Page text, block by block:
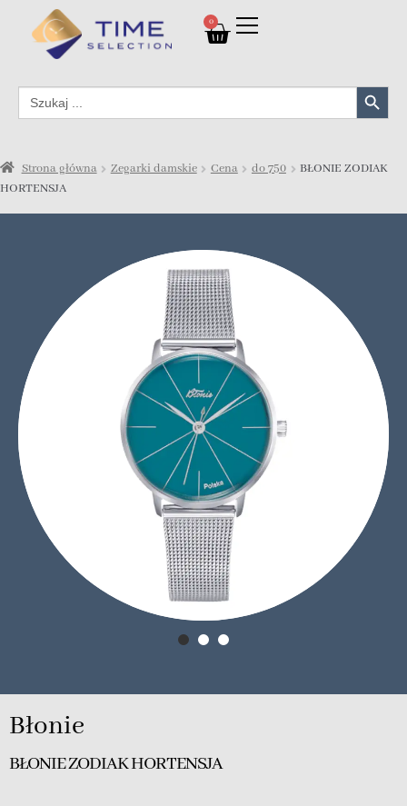
0
Search
for:
Search Button
Strona główna Zegarki damskie Cena do 750
BŁONIE ZODIAK
HORTENSJA
Błonie
BŁONIE ZODIAK HORTENSJA